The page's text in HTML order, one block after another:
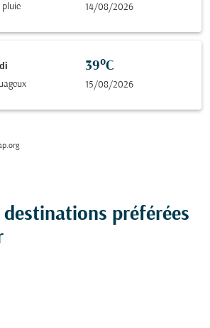
pluie
14/08/2026
39°C
15/08/2026
destinations préférées